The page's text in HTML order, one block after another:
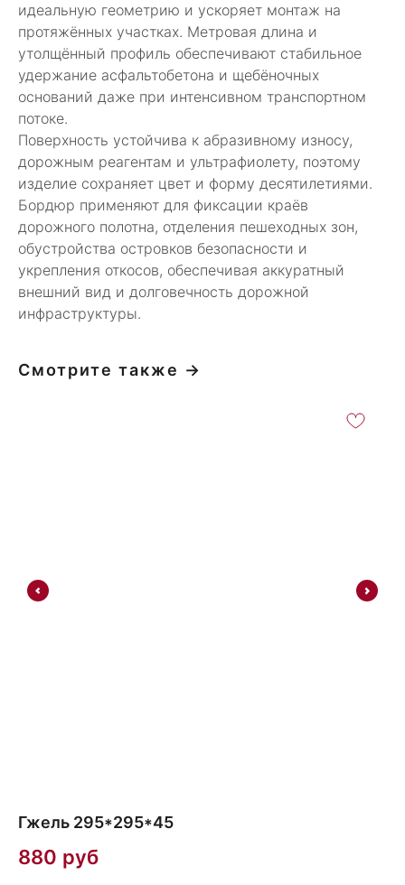
идеальную геометрию и ускоряет монтаж на
протяжённых участках. Метровая длина и
утолщённый профиль обеспечивают стабильное
удержание асфальтобетона и щебёночных
оснований даже при интенсивном транспортном
потоке.
Поверхность устойчива к абразивному износу,
дорожным реагентам и ультрафиолету, поэтому
изделие сохраняет цвет и форму десятилетиями.
Бордюр применяют для фиксации краёв
дорожного полотна, отделения пешеходных зон,
обустройства островков безопасности и
укрепления откосов, обеспечивая аккуратный
внешний вид и долговечность дорожной
инфраструктуры.
Смотрите также →
Гжель 295*295*45
880 руб